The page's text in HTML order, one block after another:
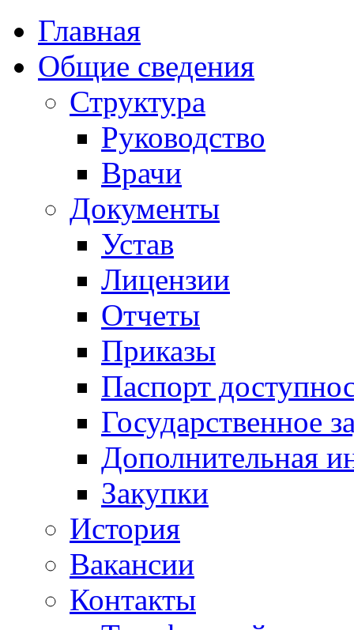
Главная
Общие сведения
Структура
Руководство
Врачи
Документы
Устав
Лицензии
Отчеты
Приказы
Паспорт
Государственное
Дополнительная
Закупки
История
Вакансии
Контакты